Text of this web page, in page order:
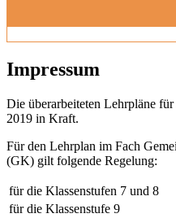
Impressum
Die überarbeiteten Lehrpläne
2019 in Kraft.
Für den Lehrplan im Fach
(GK) gilt folgende Regelung:
für die Klassenstufen 7 und 8
für die Klassenstufe 9